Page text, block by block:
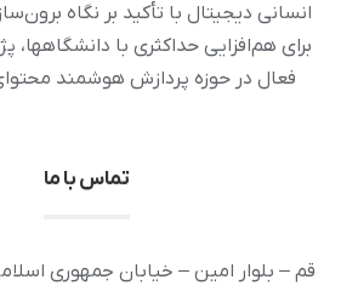
انسانی دیجیتال با تأکید بر نگاه
برای هم‌افزایی حداکثری با دانشگاهها،
فعال در حوزه پردازش هوشمند
تماس با ما
قم – بلوار امین – خیابان جمهوری